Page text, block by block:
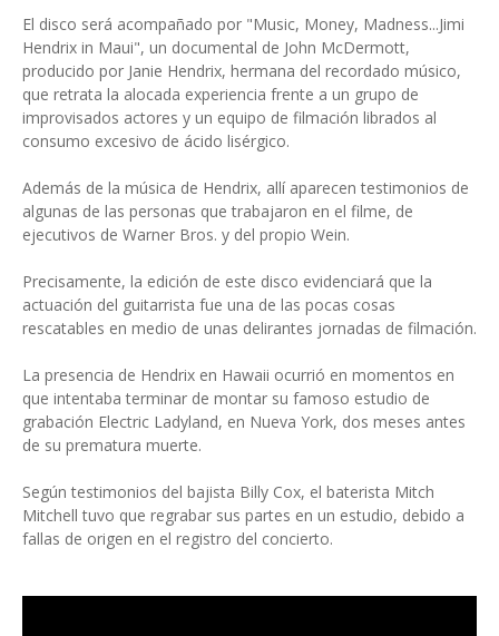
El disco será acompañado por "Music, Money, Madness...Jimi
Hendrix in Maui", un documental de John McDermott,
producido por Janie Hendrix, hermana del recordado músico,
que retrata la alocada experiencia frente a un grupo de
improvisados actores y un equipo de filmación librados al
consumo excesivo de ácido lisérgico.
Además de la música de Hendrix, allí aparecen testimonios de
algunas de las personas que trabajaron en el filme, de
ejecutivos de Warner Bros. y del propio Wein.
Precisamente, la edición de este disco evidenciará que la
actuación del guitarrista fue una de las pocas cosas
rescatables en medio de unas delirantes jornadas de filmación.
La presencia de Hendrix en Hawaii ocurrió en momentos en
que intentaba terminar de montar su famoso estudio de
grabación Electric Ladyland, en Nueva York, dos meses antes
de su prematura muerte.
Según testimonios del bajista Billy Cox, el baterista Mitch
Mitchell tuvo que regrabar sus partes en un estudio, debido a
fallas de origen en el registro del concierto.